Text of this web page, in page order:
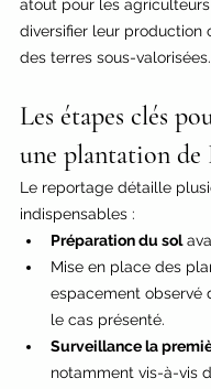
atout pour les
diversifier leur production
des terres sous-valorisées.
Les étapes clés
une plantation de
Le reportage détaille
indispensables :
Préparation du sol
Mise en place des
espacement observé
le cas présenté.
Surveillance la
notamment vis-à-vis